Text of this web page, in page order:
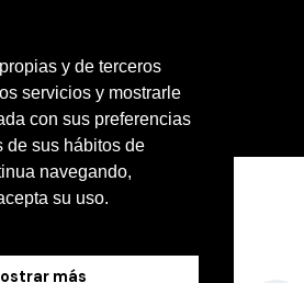
y de terceros
servicios y mostrarle
con sus preferencias
de sus hábitos de
navegando,
su uso.
más
Cookies Policy
Legal Notice
Privacy Policy